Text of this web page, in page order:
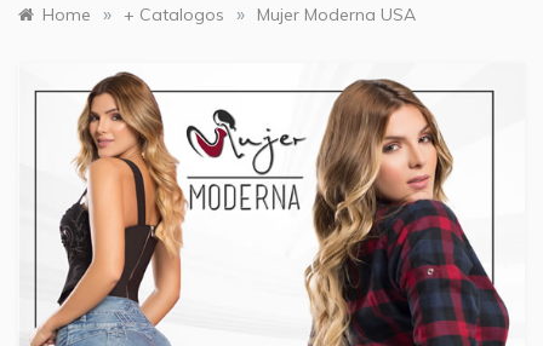
Home » + Catalogos » Mujer Moderna USA